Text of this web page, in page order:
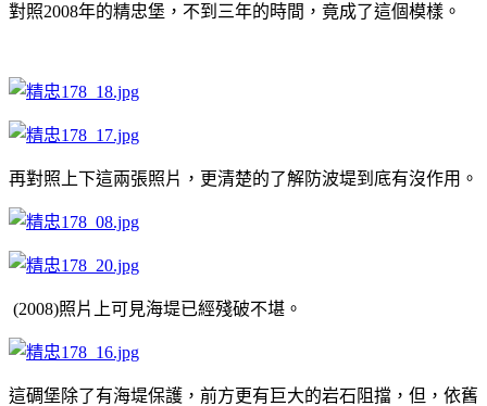
對照2008年的精忠堡，不到三年的時間，竟成了這個模樣。
再對照上下這兩張照片，更清楚的了解防波堤到底有沒作用。
(2008)照片上可見海堤已經殘破不堪。
這碉堡除了有海堤保護，前方更有巨大的岩石阻擋，但，依舊